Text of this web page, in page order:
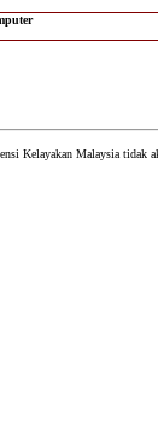
Kelayakan Malaysia tidak